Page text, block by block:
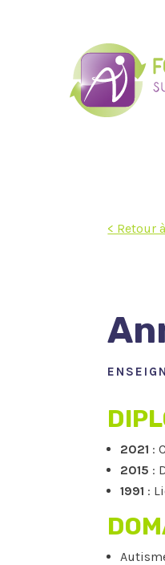
< Retour
2021 :
2015 :
1991 :